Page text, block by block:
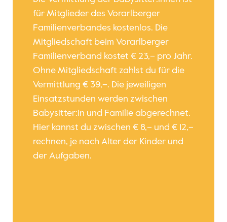
für Mitglieder des Vorarlberger
Familienverbandes kostenlos. Die
Mitgliedschaft beim Vorarlberger
Familienverband kostet € 23,– pro Jahr.
Ohne Mitgliedschaft zahlst du für die
Vermittlung € 39,–. Die jeweiligen
Einsatzstunden werden zwischen
Babysitter:in und Familie abgerechnet.
Hier kannst du zwischen € 8,– und € 12,–
rechnen, je nach Alter der Kinder und
der Aufgaben.